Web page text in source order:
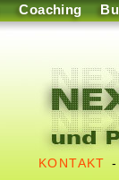
Coaching
KONTAKT -